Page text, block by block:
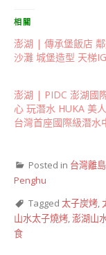
相關
澎湖 | 傳承堡飯店
沙灘 城堡造型 天梯
澎湖 | PIDC 澎湖國
心 玩潛水 HUKA 美
台灣首座國際級潛水
Posted in 台灣離
Penghu
Tagged 太子炭烤,
山水太子燒烤,澎湖山
食